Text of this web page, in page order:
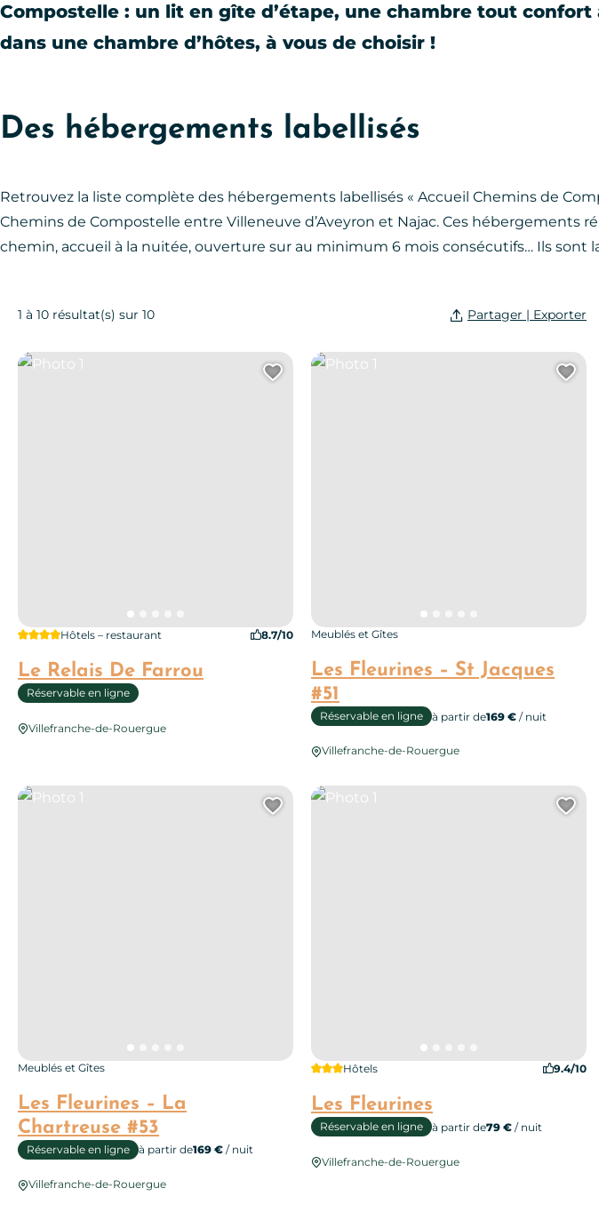
Compostelle : un lit en gîte d’étape, une chambre tout confort
dans une chambre d’hôtes, à vous de choisir !
Des hébergements labellisés
Retrouvez la liste complète des hébergements labellisés « Accueil Chemins de
Chemins de Compostelle entre Villeneuve d’Aveyron et Najac. Ces hébergements
chemin, accueil à la nuitée, ouverture sur au minimum 6 mois consécutifs… Ils sont
1 à 10 résultat(s) sur 10 Partager | Exporter
Le Relais De Farrou
4 étoilesHôtels – restaurant 8.7/10
Réservable en ligne
Villefranche-de-Rouergue
Photo 1
Ajouter cette page au carnet de
Les Fleurines – St Jacques
#51
Meublés et Gîtes
Réservable en ligne à partir de169 € / nuit
Villefranche-de-Rouergue
Photo 1
Les Fleurines – La
Chartreuse #53
Meublés et Gîtes
Réservable en ligne à partir de169 € / nuit
Villefranche-de-Rouergue
Photo 1
Ajouter cette page au carnet de
Les Fleurines
3 étoiles
Hôtels 9.4/10
Réservable en ligne à partir de79 € / nuit
Villefranche-de-Rouergue
Photo 1